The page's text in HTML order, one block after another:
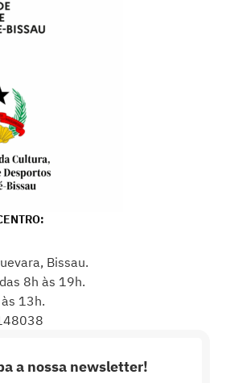
Bissau.
8h às 19h.
13h.
a nossa newsletter!